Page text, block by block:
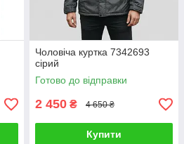
Чоловіча куртка 7342693
сірий
Готово до відправки
2 450 ₴ 4 650 ₴
Купити